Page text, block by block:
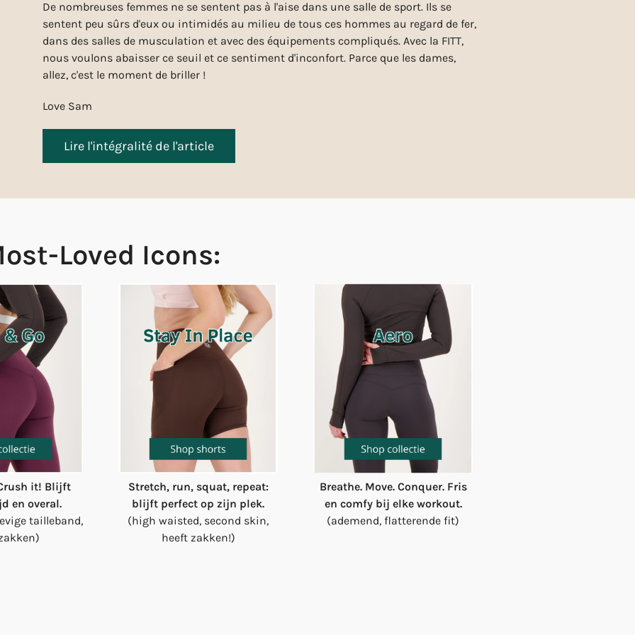
De nombreuses femmes ne se sentent pas à l'aise dans une salle de sport. Ils se
sentent peu sûrs d'eux ou intimidés au milieu de tous ces hommes au regard de fer,
dans des salles de musculation et avec des équipements compliqués. Avec la FITT,
nous voulons abaisser ce seuil et ce sentiment d'inconfort. Parce que les dames,
allez, c'est le moment de briller !
Love Sam
Lire l'intégralité de l'article
Loved Icons:
it! Blijft
en overal.
tailleband,
Stretch, run, squat, repeat:
blijft perfect op zijn plek.
(high waisted, second skin,
heeft zakken!)
Breathe. Move. Conquer. Fris
en comfy bij elke workout.
(ademend, flatterende fit)